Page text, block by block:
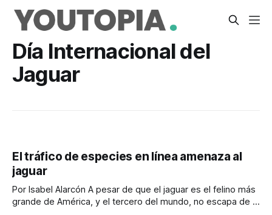
Día Internacional del
Jaguar
El tráfico de especies en línea amenaza al
jaguar
Por Isabel Alarcón A pesar de que el jaguar es el felino más
grande de América, y el tercero del mundo, no escapa de la